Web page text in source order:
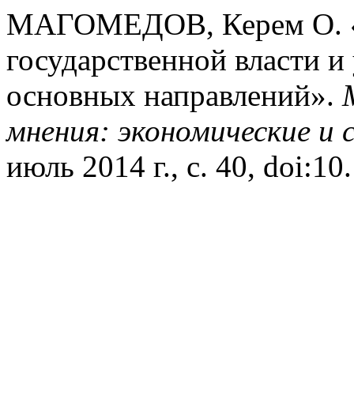
МАГОМЕДОВ, Керем О.
государственной власти
основных направлений».
мнения: экономические и
июль 2014 г., с. 40,